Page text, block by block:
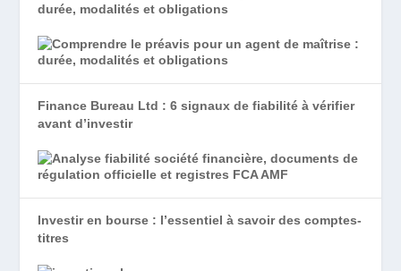
durée, modalités et obligations
Finance Bureau Ltd : 6 signaux de fiabilité à vérifier
avant d’investir
Investir en bourse : l’essentiel à savoir des comptes-
titres